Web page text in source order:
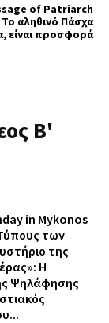
of Patriarch
αληθινό Πάσχα
είναι προσφορά
Β'
in Mykonos
των
της
Η
Ψηλάφησης